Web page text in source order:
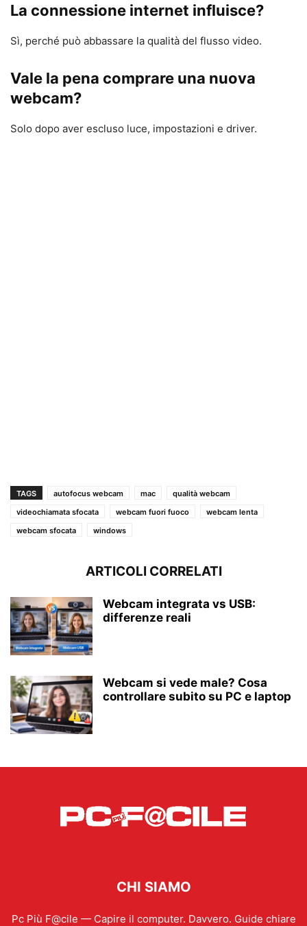
La connessione internet influisce?
Sì, perché può abbassare la qualità del flusso video.
Vale la pena comprare una nuova
webcam?
Solo dopo aver escluso luce, impostazioni e driver.
TAGS autofocus webcam mac
qualità webcam
videochiamata sfocata
webcam fuori fuoco
webcam lenta
webcam sfocata
windows
ARTICOLI CORRELATI
Webcam integrata vs USB:
differenze reali
Webcam si vede male? Cosa
controllare subito su PC e laptop
CHI SIAMO
Pc Più F@cile — Capire il computer. Davvero. Guide chiare